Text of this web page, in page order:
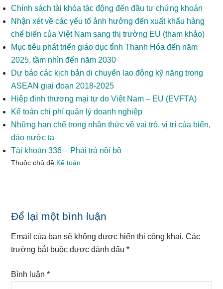
Chính sách tài khóa tác động đến đầu tư chứng khoán
Nhận xét về các yếu tố ảnh hưởng đến xuất khẩu hàng
chế biến của Việt Nam sang thị trường EU (tham khảo)
Mục tiêu phát triển giáo dục tỉnh Thanh Hóa đến năm
2025, tầm nhìn đến năm 2030
Dự báo các kịch bản di chuyển lao động kỹ năng trong
ASEAN giai đoạn 2018-2025
Hiệp định thương mại tự do Việt Nam – EU (EVFTA)
Kế toán chi phí quản lý doanh nghiệp
Những hạn chế trong nhận thức về vai trò, vị trí của biển,
đảo nước ta
Tài khoản 336 – Phải trả nội bộ
Thuộc chủ đề:Kế toán
Reader
Interactions
Để lại một bình luận
Email của bạn sẽ không được hiển thị công khai. Các
trường bắt buộc được đánh dấu*
Bình luận*